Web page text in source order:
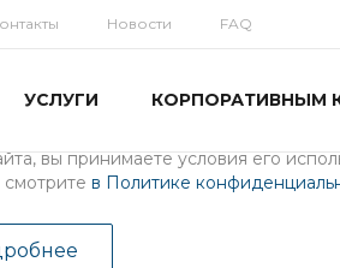
разработанные нашими
вы принимаете условия его
в Политике
Новости FAQ
УСЛУГИ КОРПОРАТИВНЫМ
ноутбука